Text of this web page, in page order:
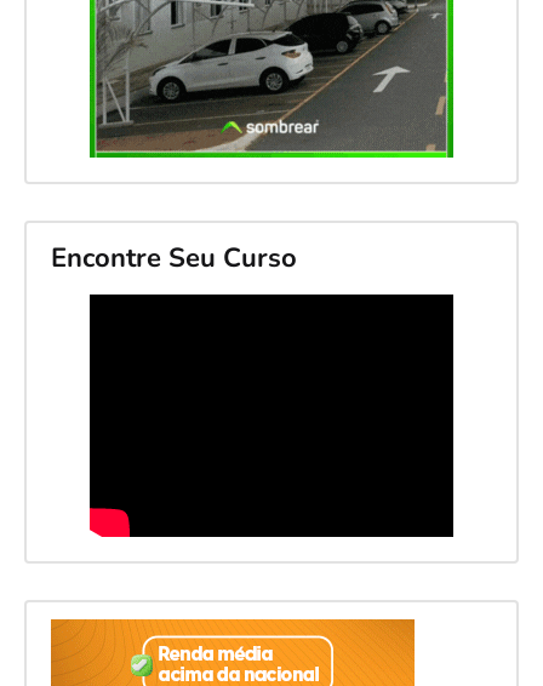
Encontre Seu Curso